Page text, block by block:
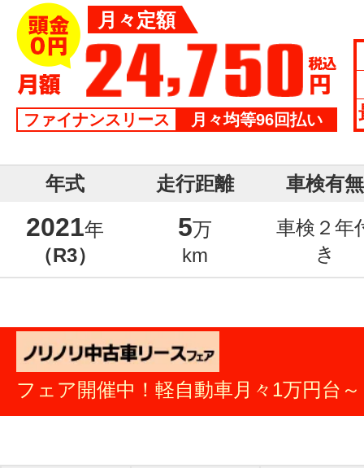
月々定額
ファイナンスリース 月々均等96回払い
年式 走行距離 車検有無
2021年
（R3）
5万
km
車検２年
き
フェア開催中！軽自動車月々1万円台～